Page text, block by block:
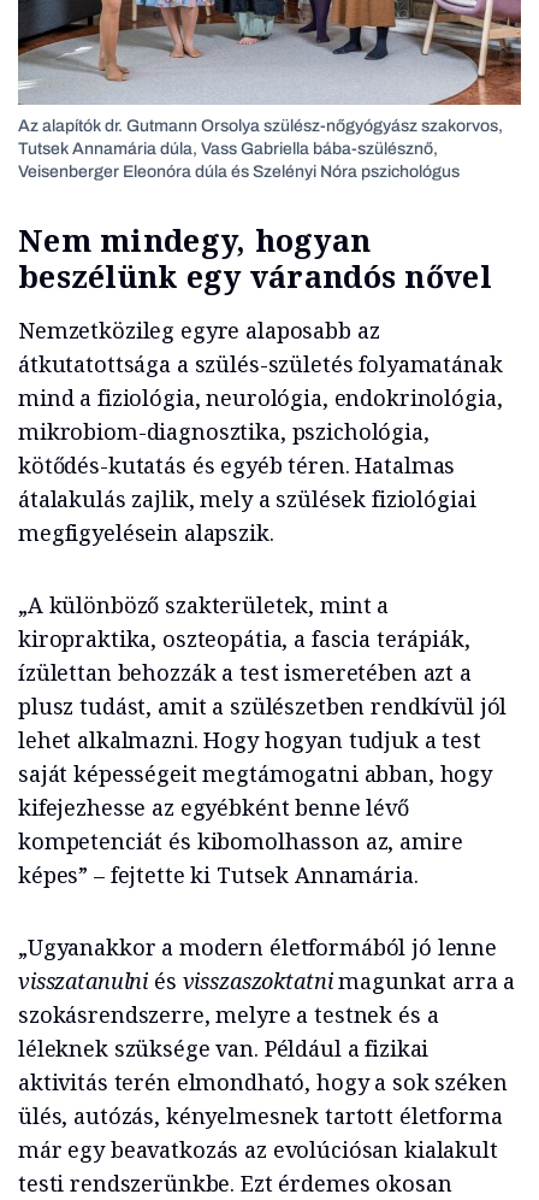
Az alapítók dr. Gutmann Orsolya szülész-nőgyógyász szakorvos,
Tutsek Annamária dúla, Vass Gabriella bába-szülésznő,
Veisenberger Eleonóra dúla és Szelényi Nóra pszichológus
Nem mindegy, hogyan
beszélünk egy várandós nővel
Nemzetközileg egyre alaposabb az
átkutatottsága a szülés-születés folyamatának
mind a fiziológia, neurológia, endokrinológia,
mikrobiom-diagnosztika, pszichológia,
kötődés-kutatás és egyéb téren. Hatalmas
átalakulás zajlik, mely a szülések fiziológiai
megfigyelésein alapszik.
„A különböző szakterületek, mint a
kiropraktika, oszteopátia, a fascia terápiák,
ízülettan behozzák a test ismeretében azt a
plusz tudást, amit a szülészetben rendkívül jól
lehet alkalmazni. Hogy hogyan tudjuk a test
saját képességeit megtámogatni abban, hogy
kifejezhesse az egyébként benne lévő
kompetenciát és kibomolhasson az, amire
képes” – fejtette ki Tutsek Annamária.
„Ugyanakkor a modern életformából jó lenne
visszatanulni és visszaszoktatnimagunkat arra a
szokásrendszerre, melyre a testnek és a
léleknek szüksége van. Például a fizikai
aktivitás terén elmondható, hogy a sok széken
ülés, autózás, kényelmesnek tartott életforma
már egy beavatkozás az evolúciósan kialakult
testi rendszerünkbe. Ezt érdemes okosan